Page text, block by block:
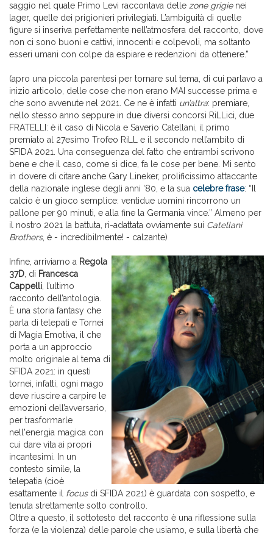
saggio nel quale Primo Levi raccontava delle zone grigienei
lager, quelle dei prigionieri privilegiati. L’ambiguità di quelle
figure si inseriva perfettamente nell’atmosfera del racconto, dove
non ci sono buoni e cattivi, innocenti e colpevoli, ma soltanto
esseri umani con colpe da espiare e redenzioni da ottenere.”
(apro una piccola parentesi per tornare sul tema, di cui parlavo a
inizio articolo, delle cose che non erano MAI successe prima e
che sono avvenute nel 2021. Ce ne è infatti un’altra: premiare,
nello stesso anno seppure in due diversi concorsi RiLLici, due
FRATELLI: è il caso di Nicola e Saverio Catellani, il primo
premiato al 27esimo Trofeo RiLL e il secondo nell’ambito di
SFIDA 2021. Una conseguenza del fatto che entrambi scrivono
bene e che il caso, come si dice, fa le cose per bene. Mi sento
in dovere di citare anche Gary Lineker, prolificissimo attaccante
della nazionale inglese degli anni '80, e la sua celebre frase: “Il
calcio è un gioco semplice: ventidue uomini rincorrono un
pallone per 90 minuti, e alla fine la Germania vince.” Almeno per
il nostro 2021 la battuta, ri-adattata ovviamente sui Catellani
Brothers, è - incredibilmente! - calzante)
Infine, arriviamo a Regola
37D , di Francesca
Cappelli , l’ultimo
racconto dell’antologia.
È una storia fantasy che
parla di telepati e Tornei
di Magia Emotiva, il che
porta a un approccio
molto originale al tema di
SFIDA 2021: in questi
tornei, infatti, ogni mago
deve riuscire a carpire le
emozioni dell’avversario,
per trasformarle
nell'energia magica con
cui dare vita ai propri
incantesimi. In un
contesto simile, la
telepatia (cioè
esattamente il focusdi SFIDA 2021) è guardata con sospetto, e
tenuta strettamente sotto controllo.
Oltre a questo, il sottotesto del racconto è una riflessione sulla
forza (e la violenza) delle parole che usiamo, e sulla libertà che